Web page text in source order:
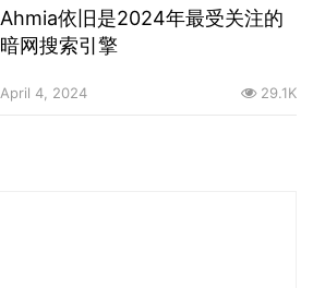
Ahmia依旧是2024年最受关注的
暗网搜索引擎
April 4, 2024 29.1K